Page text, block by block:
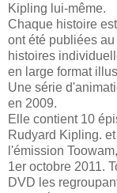
Kipling lui-même.
Chaque histoire
ont été publiées
histoires
en large format
Une série
en 2009.
Elle contient 10
Rudyard Kipling.
l'émission
1er octobre 2011.
DVD les